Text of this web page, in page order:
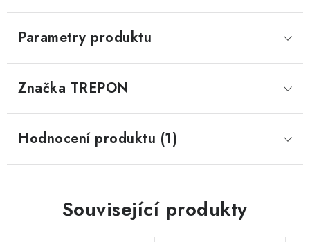
Parametry produktu
Značka TREPON
Hodnocení produktu (1)
Související produkty